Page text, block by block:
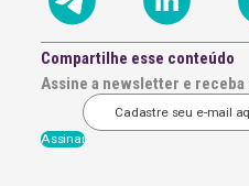
Compartilhe esse conteúdo
Assine a newsletter e receba